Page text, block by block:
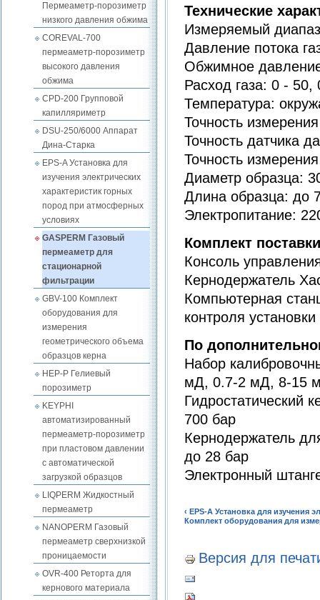
Пермеаметр-порозиметр
низкого давления обжима
COREVAL-700
пермеаметр-порозиметр
высокого давления
обжима
CPD-200 Групповой
капилляриметр
DSU-250/6000 Аппарат
Дина-Старка
EPS-A Установка для
изучения электрических
характеристик горных
пород при атмосферных
условиях
GASPERM Газовый
пермеаметр для
стационарной
фильтрации
GBV-100 Комплект
оборудования для
измерения
геометрического объема
образцов керна
HEP-P Гелиевый
порозиметр
KEYPHI
автоматизированный
пермеаметр-порозиметр
при пластовом давлении
с автоматической
загрузкой образцов
LIQPERM Жидкостный
пермеаметр
NANOPERM Газовый
пермеаметр сверхнизкой
проницаемости
OVR-400 Реторта для
кернового материала
Технические
Измеряемый
Давление потока
Обжимное
Расход газа: 0 -
Температура:
Точность
Точность датчика
Точность
Диаметр образца:
Длина образца: до
Электропитание:
Комплект
Консоль
Кернодержатель
Компьютерная
контроля установки
По
Набор
мД, 0.7-2 мД, 8-15
Гидростатический
700 бар
Кернодержатель
до 28 бар
Электронный
‹ EPS-A Установка для изучения
Комплект оборудования для
Версия для